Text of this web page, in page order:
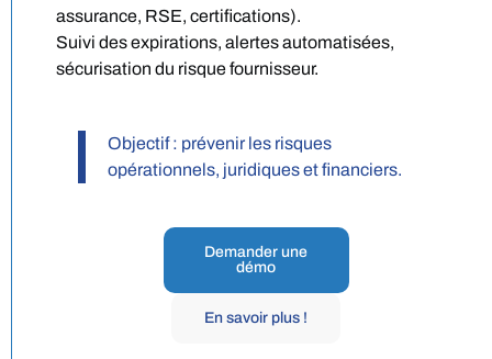
assurance, RSE, certifications).
Suivi des expirations, alertes automatisées,
sécurisation du risque fournisseur.
Objectif : prévenir les risques
opérationnels, juridiques et financiers.
Demander une
démo
En savoir plus !